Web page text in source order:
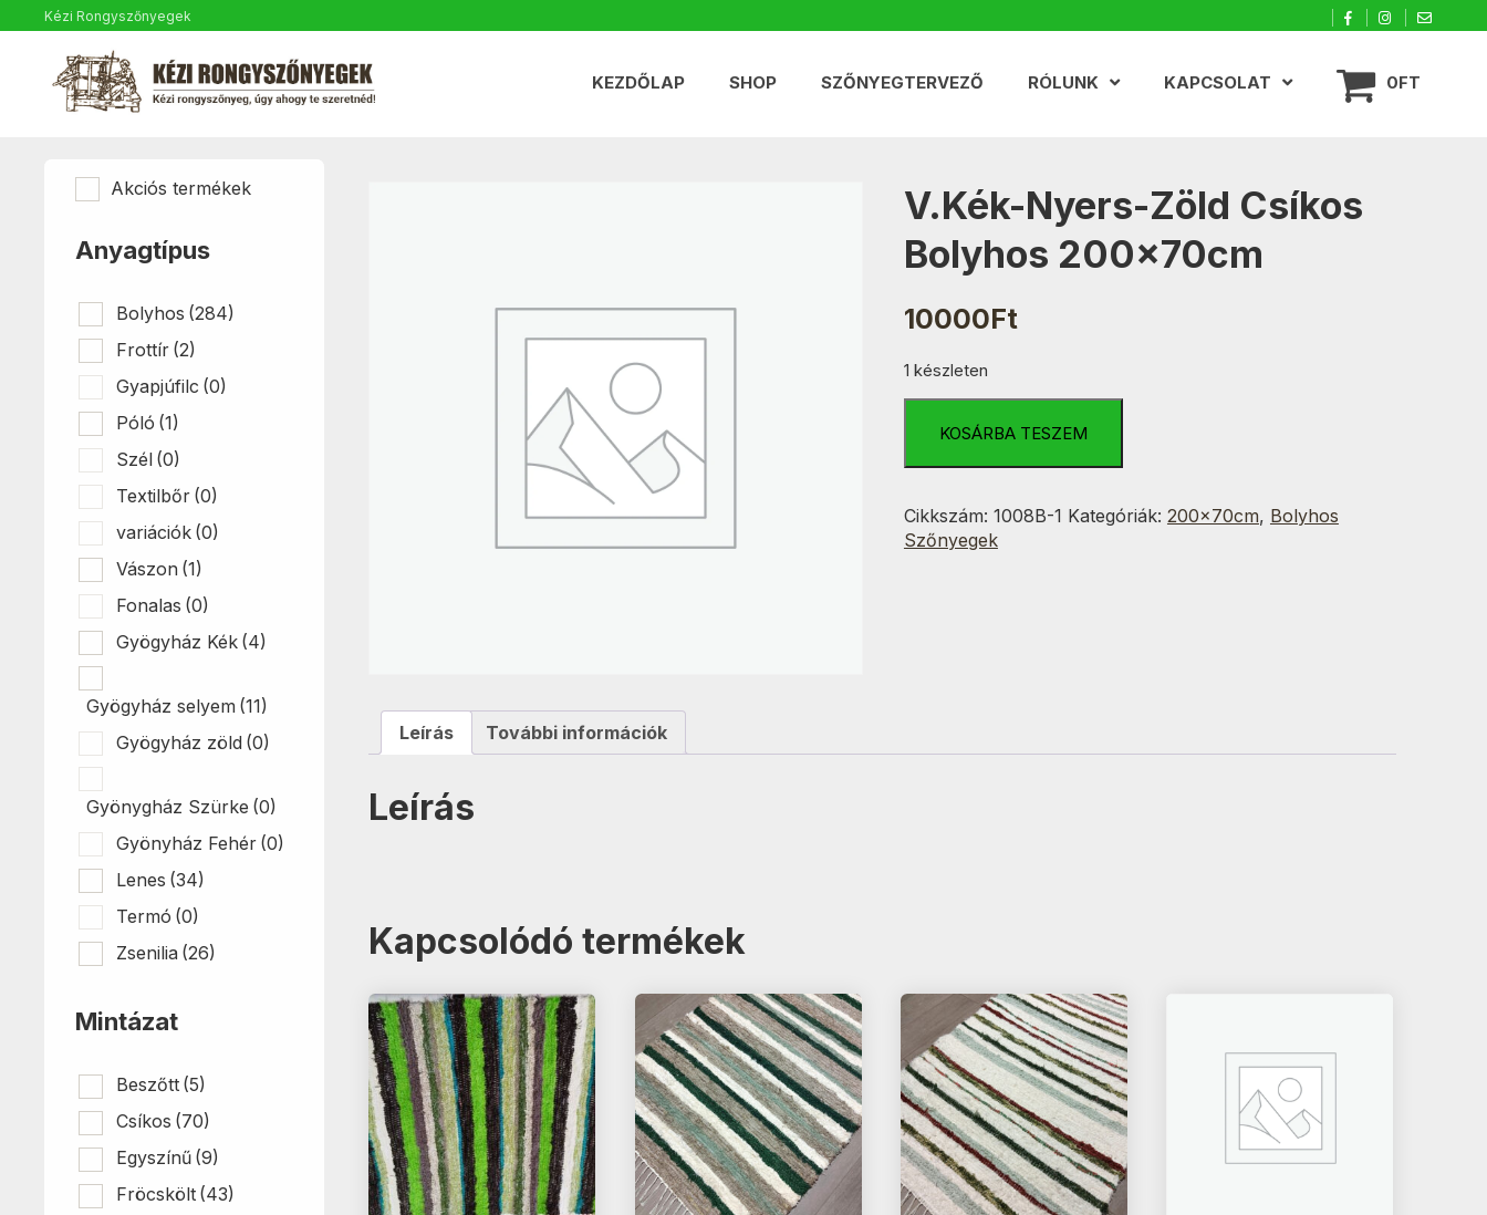
Kézi Rongyszőnyegek
KEZDŐLAP SHOP SZŐNYEGTERVEZŐ RÓLUNK KAPCSOLAT 0FT
V.Kék-Nyers-Zöld Csíkos
Bolyhos 200x70cm
10000Ft
1 készleten
Nyers-
Bolyhos
200x70cm
mennyiség
KOSÁRBA TESZEM
Cikkszám: 1008B-1 Kategóriák: 200x70cm, Bolyhos
Szőnyegek
Leírás További információk
Leírás
Kapcsolódó termékek
Akciós termékek
Anyagtípus
Bolyhos (284)
Frottír (2)
Gyapjúfilc (0)
Póló (1)
Szél (0)
Textilbőr (0)
variációk (0)
Vászon (1)
Fonalas (0)
Gyögyház Kék (4)
Gyögyház selyem (11)
Gyögyház zöld (0)
Gyönygház Szürke (0)
Gyönyház Fehér (0)
Lenes (34)
Termó (0)
Zsenilia (26)
Mintázat
Beszőtt (5)
Csíkos (70)
Egyszínű (9)
Fröcskölt (43)